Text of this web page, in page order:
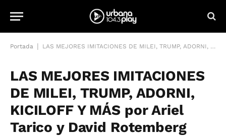
Portada LAS MEJORES IMITACIONES DE MILEI, TRUMP, ADORNI, KICILOFF Y MÁS por Ariel Tarico y David Rotemberg
LAS MEJORES IMITACIONES
DE MILEI, TRUMP, ADORNI,
KICILOFF Y MÁS por Ariel
Tarico y David Rotemberg